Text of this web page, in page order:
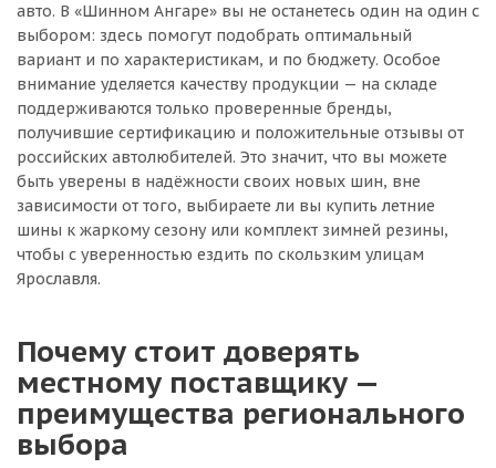
авто. В «Шинном Ангаре» вы не останетесь один на один с
выбором: здесь помогут подобрать оптимальный
вариант и по характеристикам, и по бюджету. Особое
внимание уделяется качеству продукции — на складе
поддерживаются только проверенные бренды,
получившие сертификацию и положительные отзывы от
российских автолюбителей. Это значит, что вы можете
быть уверены в надёжности своих новых шин, вне
зависимости от того, выбираете ли вы купить летние
шины к жаркому сезону или комплект зимней резины,
чтобы с уверенностью ездить по скользким улицам
Ярославля.
Почему стоит доверять
местному поставщику —
преимущества регионального
выбора